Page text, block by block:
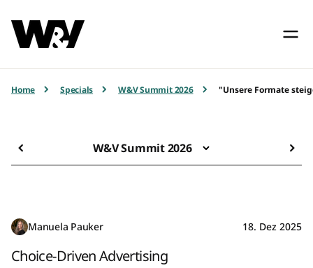
Home Specials W&V Summit 2026 "Unsere Formate
W&V Summit 2026
Manuela Pauker 18. Dez 2025
Choice-Driven Advertising